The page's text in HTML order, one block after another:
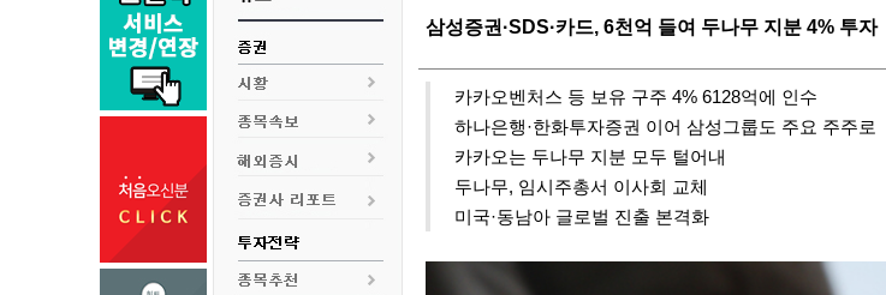
삼성증권·SDS·카드, 6천억 들여 두나무 지분 4% 투자
카카오벤처스 등 보유 구주 4% 6128억에 인수
하나은행·한화투자증권 이어 삼성그룹도 주요 주주로
카카오는 두나무 지분 모두 털어내
두나무, 임시주총서 이사회 교체
미국·동남아 글로벌 진출 본격화